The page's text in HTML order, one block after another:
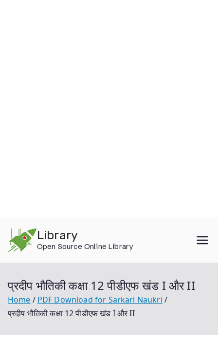
content
Library
Open Source Online Library
प्रदीप भौतिकी कक्षा 12 पीडीएफ खंड I और II
Home
PDF Download for Sarkari Naukri
प्रदीप भौतिकी कक्षा 12 पीडीएफ खंड I और II